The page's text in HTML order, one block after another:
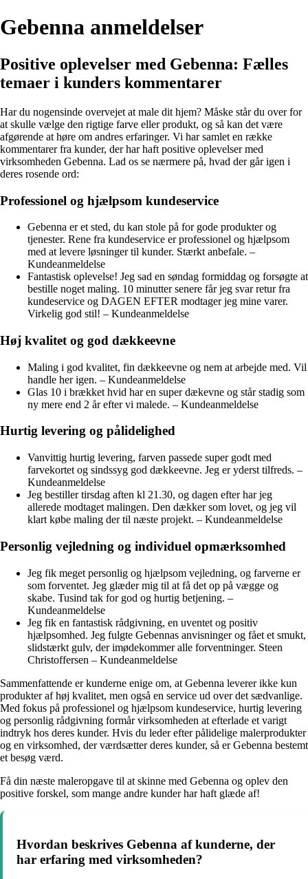
Gebenna anmeldelser
Positive oplevelser med Gebenna: Fælles
temaer i kunders kommentarer
Har du nogensinde overvejet at male dit hjem? Måske står du over for
at skulle vælge den rigtige farve eller produkt, og så kan det være
afgørende at høre om andres erfaringer. Vi har samlet en række
kommentarer fra kunder, der har haft positive oplevelser med
virksomheden Gebenna. Lad os se nærmere på, hvad der går igen i
deres rosende ord:
Professionel og hjælpsom kundeservice
Gebenna er et sted, du kan stole på for gode produkter og
tjenester. Rene fra kundeservice er professionel og hjælpsom
med at levere løsninger til kunder. Stærkt anbefale. –
Kundeanmeldelse
Fantastisk oplevelse! Jeg sad en søndag formiddag og forsøgte at
bestille noget maling. 10 minutter senere får jeg svar retur fra
kundeservice og DAGEN EFTER modtager jeg mine varer.
Virkelig god stil! – Kundeanmeldelse
Høj kvalitet og god dækkeevne
Maling i god kvalitet, fin dækkeevne og nem at arbejde med. Vil
handle her igen. – Kundeanmeldelse
Glas 10 i brækket hvid har en super dækevne og står stadig som
ny mere end 2 år efter vi malede. – Kundeanmeldelse
Hurtig levering og pålidelighed
Vanvittig hurtig levering, farven passede super godt med
farvekortet og sindssyg god dækkeevne. Jeg er yderst tilfreds. –
Kundeanmeldelse
Jeg bestiller tirsdag aften kl 21.30, og dagen efter har jeg
allerede modtaget malingen. Den dækker som lovet, og jeg vil
klart købe maling der til næste projekt. – Kundeanmeldelse
Personlig vejledning og individuel opmærksomhed
Jeg fik meget personlig og hjælpsom vejledning, og farverne er
som forventet. Jeg glæder mig til at få det op på vægge og
skabe. Tusind tak for god og hurtig betjening. –
Kundeanmeldelse
Jeg fik en fantastisk rådgivning, en uventet og positiv
hjælpsomhed. Jeg fulgte Gebennas anvisninger og fået et smukt,
slidstærkt gulv, der imødekommer alle forventninger. Steen
Christoffersen – Kundeanmeldelse
Sammenfattende er kunderne enige om, at Gebenna leverer ikke kun
produkter af høj kvalitet, men også en service ud over det sædvanlige.
Med fokus på professionel og hjælpsom kundeservice, hurtig levering
og personlig rådgivning formår virksomheden at efterlade et varigt
indtryk hos deres kunder. Hvis du leder efter pålidelige malerprodukter
og en virksomhed, der værdsætter deres kunder, så er Gebenna bestemt
et besøg værd.
Få din næste maleropgave til at skinne med Gebenna og oplev den
positive forskel, som mange andre kunder har haft glæde af!
Hvordan beskrives Gebenna af kunderne, der
har erfaring med virksomheden?